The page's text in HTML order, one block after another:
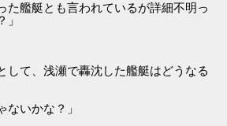
た艦艇とも言われているが詳細不明っ
して、浅瀬で轟沈した艦艇はどうなる
ないかな？」